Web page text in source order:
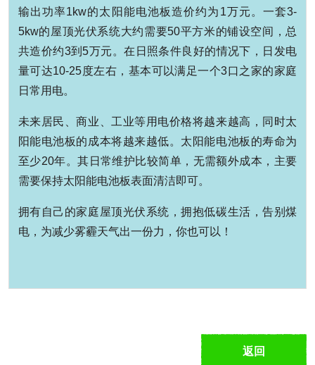
输出功率1kw的太阳能电池板造价约为1万元。一套3-
5kw的屋顶光伏系统大约需要50平方米的铺设空间，总
共造价约3到5万元。在日照条件良好的情况下，日发电
量可达10-25度左右，基本可以满足一个3口之家的家庭
日常用电。
未来居民、商业、工业等用电价格将越来越高，同时太
阳能电池板的成本将越来越低。太阳能电池板的寿命为
至少20年。其日常维护比较简单，无需额外成本，主要
需要保持太阳能电池板表面清洁即可。
拥有自己的家庭屋顶光伏系统，拥抱低碳生活，告别煤
电，为减少雾霾天气出一份力，你也可以！
返回